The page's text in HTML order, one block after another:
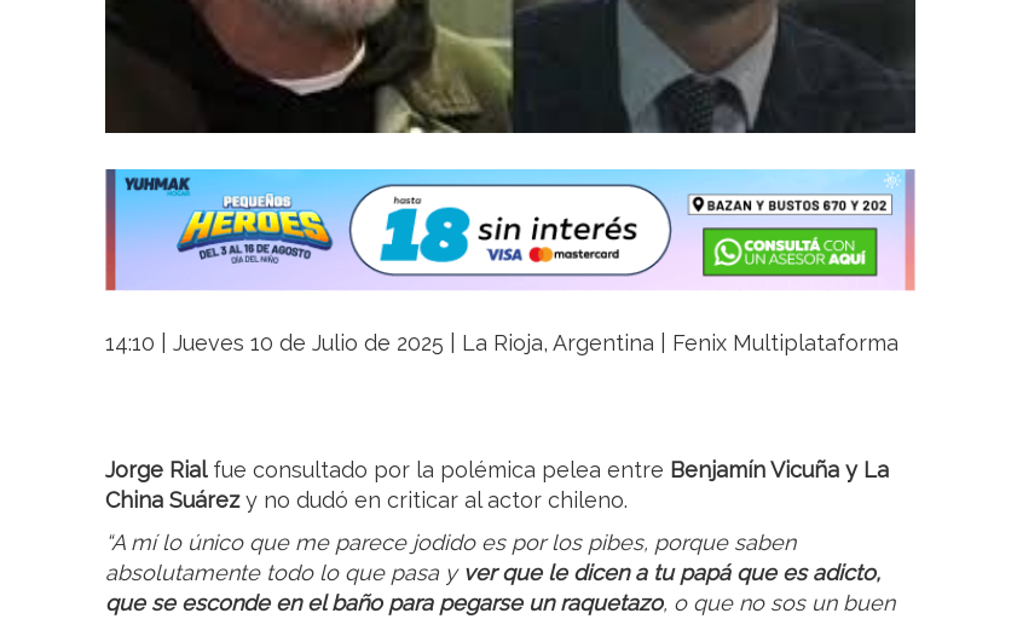
14:10 | Jueves 10 de Julio de 2025 | La Rioja, Argentina | Fenix Multiplataforma
Jorge Rial fue consultado por la polémica pelea entre Benjamín Vicuña y La
China Suárezy no dudó en criticar al actor chileno.
“A mí lo único que me parece jodido es por los pibes, porque saben
absolutamente todo lo que pasa y ver que le dicen a tu papá que es adicto,
que se esconde en el baño para pegarse un raquetazo, o que no sos un buen